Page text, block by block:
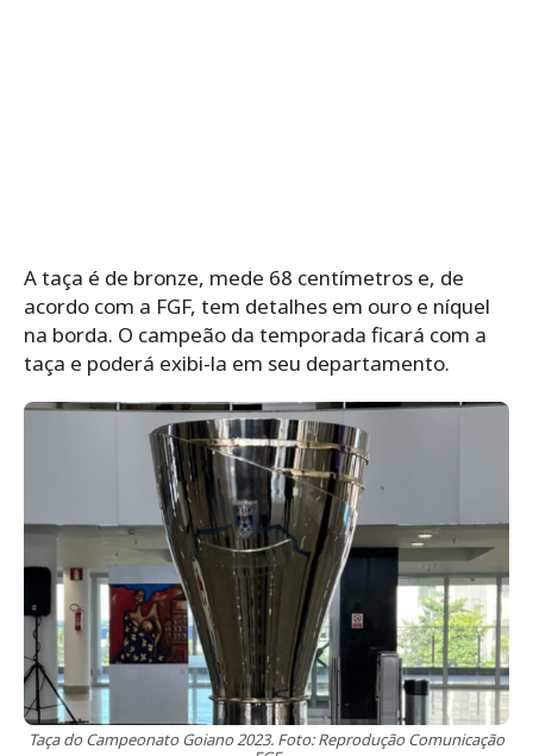
A taça é de bronze, mede 68 centímetros e, de
acordo com a FGF, tem detalhes em ouro e níquel
na borda. O campeão da temporada ficará com a
taça e poderá exibi-la em seu departamento.
Taça do Campeonato Goiano 2023. Foto: Reprodução Comunicação